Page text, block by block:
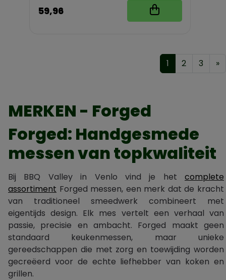
59,96
1 2 3 »
MERKEN - Forged
Forged: Handgesmede
messen van topkwaliteit
Bij BBQ Valley in Venlo vind je het complete
assortiment Forged messen, een merk dat de kracht
van traditioneel smeedwerk combineert met
eigentijds design. Elk mes vertelt een verhaal van
passie, precisie en ambacht. Forged maakt geen
standaard keukenmessen, maar unieke
gereedschappen die met zorg en toewijding worden
gecreëerd voor de echte liefhebber van koken en
grillen.